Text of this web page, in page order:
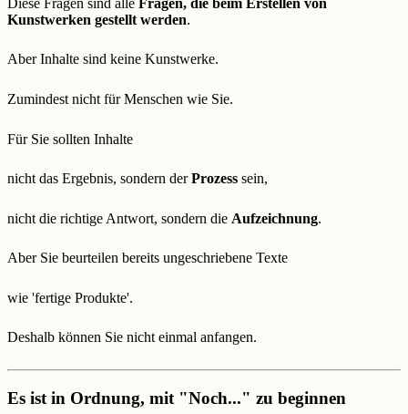
Kunstwerken gestellt werden.
Aber Inhalte sind keine Kunstwerke.
Zumindest nicht für Menschen wie Sie.
Für Sie sollten Inhalte
nicht das Ergebnis, sondern derProzess sein,
nicht die richtige Antwort, sondern die Aufzeichnung.
Aber Sie beurteilen bereits ungeschriebene Texte
wie 'fertige Produkte'.
Deshalb können Sie nicht einmal anfangen.
Es ist in Ordnung, mit "Noch..." zu beginnen